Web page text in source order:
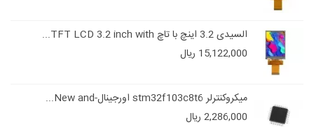
السیدی 3.2 اینچ با تاچ TFT LCD 3.2 inch with...
15,122,000 ریال
میکروکنترلر stm32f103c8t6 اورجینال-New and...
2,286,000 ریال